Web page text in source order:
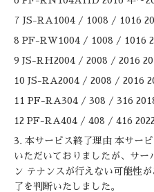
7 JS-RA1004 / 1008 / 1016
8 PF-RW1004 / 1008 / 1016
9 JS-RH2004 / 2008 / 2016
10 JS-RA2004 / 2008 / 2016
11 PF-RA304 / 308 / 316
12 PF-RA404 / 408 / 416
3. 本サービス終了理由 本サー
いただいておりましたが、サー
ン テナンスが行えない可能性
了を判断いたしました。